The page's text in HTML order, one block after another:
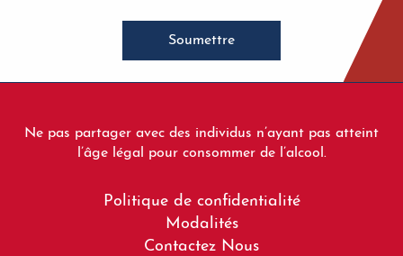
Soumettre
Ne pas partager avec des individus n’ayant pas atteint
l’âge légal pour consommer de l’alcool.
menu
Politique de confidentialité
Modalités
Contactez Nous